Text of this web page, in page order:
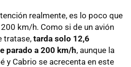
realmente, es lo poco que
km/h. Como si de un avión
tratase, tarda solo 12,6
parado a 200 km/h, aunque la
y Cabrio se acrecenta en este